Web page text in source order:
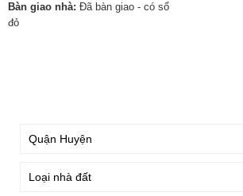
Bàn giao nhà: Đã bàn giao - có sổ
đỏ